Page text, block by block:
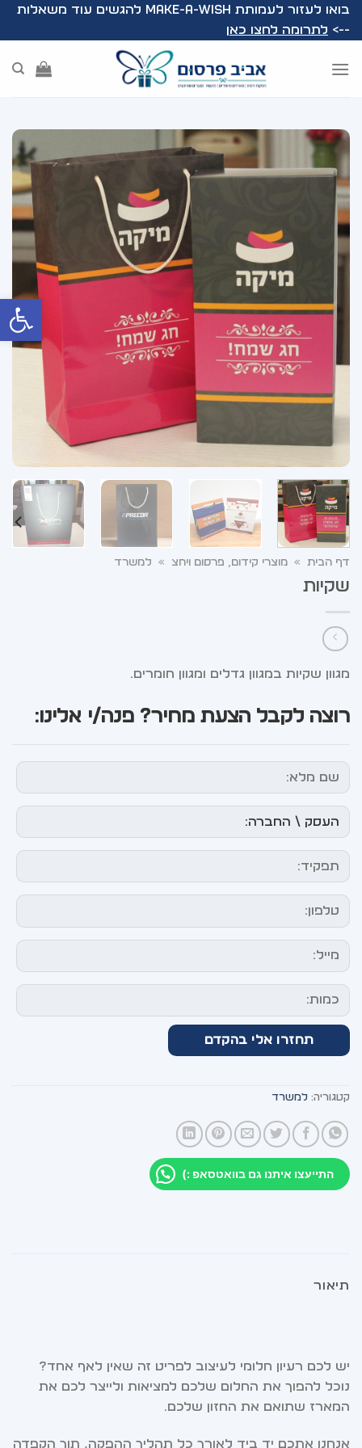
פתח
Skip
to
בואו לעזור לעמותת Make-A-Wish להגשים עוד משאלות
--> לתרומה לחצו כאן
דף הבית » מוצרי קידום, פרסום ויחצ » למשרד
שקיות
מגוון שקיות במגוון גדלים ומגוון חומרים.
רוצה לקבל הצעת מחיר? פנה/י אלינו:
קטגוריה: למשרד
התייעצו איתנו גם בוואטסאפ :)
תיאור
יש לכם רעיון חלומי לעיצוב לפריט זה שאין לאף אחד?
נוכל להפוך את החלום שלכם למציאות ולייצר לכם את
המארז שתואם את החזון שלכם.
אנחנו אתכם יד ביד לאורך כל תהליך ההפקה, תוך הקפדה